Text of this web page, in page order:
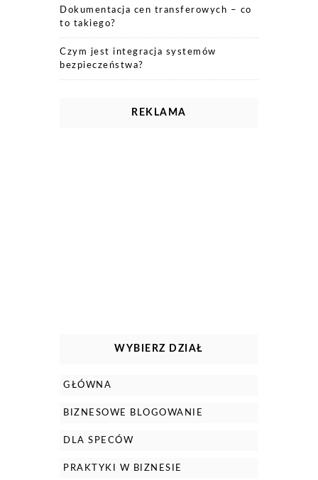
Dokumentacja cen transferowych – co
to takiego?
Czym jest integracja systemów
bezpieczeństwa?
REKLAMA
WYBIERZ DZIAŁ
GŁÓWNA
BIZNESOWE BLOGOWANIE
DLA SPECÓW
PRAKTYKI W BIZNESIE